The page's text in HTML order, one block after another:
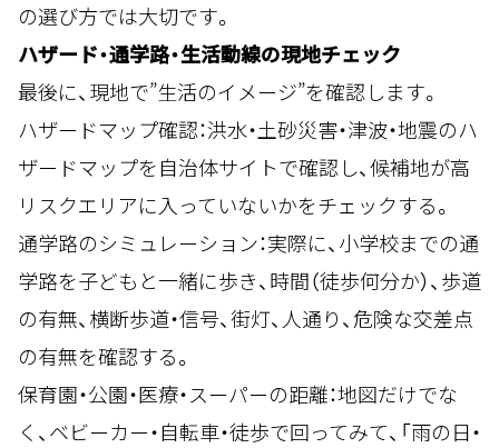
の選び方では大切です。
ハザード・通学路・生活動線の現地チェック
最後に、現地で”生活のイメージ”を確認します。
ハザードマップ確認：洪水・土砂災害・津波・地震のハ
ザードマップを自治体サイトで確認し、候補地が高
リスクエリアに入っていないかをチェックする。
通学路のシミュレーション：実際に、小学校までの通
学路を子どもと一緒に歩き、時間（徒歩何分か）、歩道
の有無、横断歩道・信号、街灯、人通り、危険な交差点
の有無を確認する。
保育園・公園・医療・スーパーの距離：地図だけでな
く、ベビーカー・自転車・徒歩で回ってみて、「雨の日・